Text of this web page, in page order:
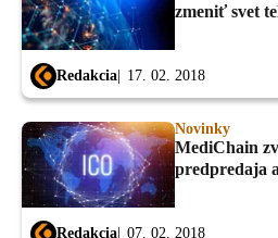
zmeniť svet
Redakcia 17. 02. 2018
Novinky
MediChain
predpredaja
Redakcia 07. 02. 2018